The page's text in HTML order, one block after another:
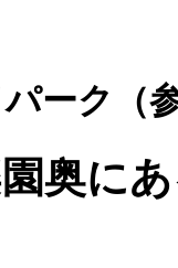
ーク（
奥に